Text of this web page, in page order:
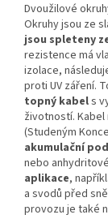
Dvoužilové
Okruhy jsou ze
jsou spleteny
rezistence má
izolace,
proti UV záření.
topný kabels
životností. Kabel
(Studeným
akumulační
nebo
aplikace,
a svodů před
provozu je také